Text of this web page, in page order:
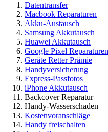
Datentransfer
Macbook Reparaturen
Akku-Austausch
Samsung Akkutausch
Huawei Akkutausch
Google Pixel Reparaturen
Geräte Retter Prämie
Handyversicherung
Express-Passfotos
iPhone Akkutausch
Backcover Reparatur
Handy-Wasserschaden
Kostenvoranschläge
Handy freischalten